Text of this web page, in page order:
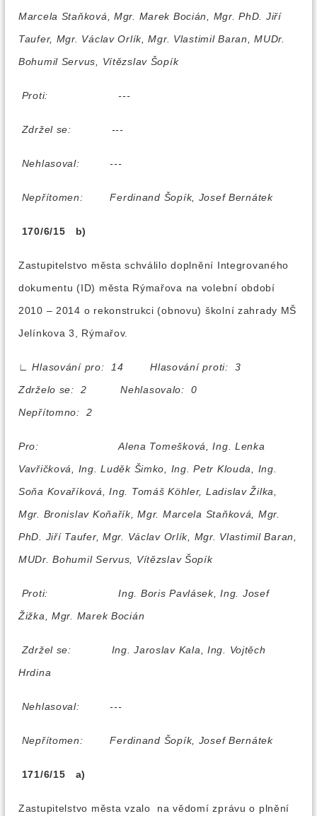
Marcela Staňková, Mgr. Marek Bocián, Mgr. PhD. Jiří
Taufer, Mgr. Václav Orlík, Mgr. Vlastimil Baran, MUDr.
Bohumil Servus, Vítězslav Šopík
Proti: ---
Zdržel se: ---
Nehlasoval: ---
Nepřítomen: Ferdinand Šopík, Josef Bernátek
170/6/15 b)
Zastupitelstvo města schválilo doplnění Integrovaného
dokumentu (ID) města Rýmařova na volební období
2010 – 2014 o rekonstrukci (obnovu) školní zahrady MŠ
Jelínkova 3, Rýmařov.
∟
Hlasování pro: 14 Hlasování proti: 3
Zdrželo se: 2 Nehlasovalo: 0
Nepřítomno: 2
Pro:
Alena Tomešková, Ing. Lenka
Vavřičková, Ing. Luděk Šimko, Ing. Petr Klouda, Ing.
Soňa Kovaříková, Ing. Tomáš Köhler, Ladislav Žilka,
Mgr. Bronislav Koňařík, Mgr. Marcela Staňková, Mgr.
PhD. Jiří Taufer, Mgr. Václav Orlík, Mgr. Vlastimil Baran,
MUDr. Bohumil Servus, Vítězslav Šopík
Proti:
Ing. Boris Pavlásek, Ing. Josef
Žižka, Mgr. Marek Bocián
Zdržel se:
Ing. Jaroslav Kala, Ing. Vojtěch
Hrdina
Nehlasoval: ---
Nepřítomen: Ferdinand Šopík, Josef Bernátek
171/6/15 a)
Zastupitelstvo města vzalo na vědomí zprávu o plnění